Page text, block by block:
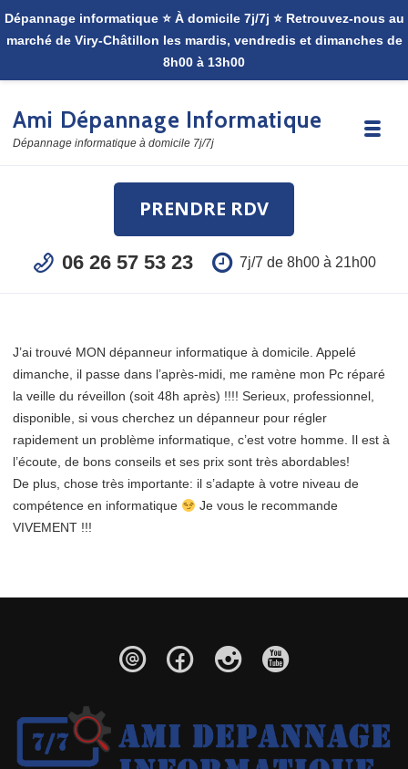
Ami Dépannage Informatique
Dépannage informatique à domicile 7j/7j
PRENDRE RDV
06 26 57 53 23 7j/7 de 8h00 à 21h00
J’ai trouvé MON dépanneur informatique à domicile. Appelé
dimanche, il passe dans l’après-midi, me ramène mon Pc réparé
la veille du réveillon (soit 48h après) !!!! Serieux, professionnel,
disponible, si vous cherchez un dépanneur pour régler
rapidement un problème informatique, c’est votre homme. Il est à
l’écoute, de bons conseils et ses prix sont très abordables!
De plus, chose très importante: il s’adapte à votre niveau de
compétence en informatique
Je vous le recommande
VIVEMENT !!!